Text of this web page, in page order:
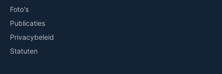
Foto's
Publicaties
Privacybeleid
Statuten